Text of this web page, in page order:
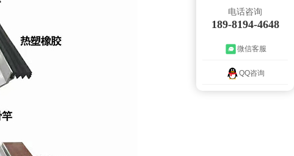
电话咨询
189-8194-4648
微信客服
QQ咨询